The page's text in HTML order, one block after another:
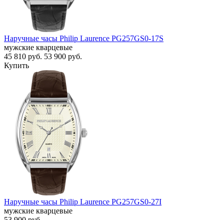
Наручные часы Philip Laurence PG257GS0-17S
мужские кварцевые
45 810 руб. 53 900 руб.
Купить
Наручные часы Philip Laurence PG257GS0-27I
мужские кварцевые